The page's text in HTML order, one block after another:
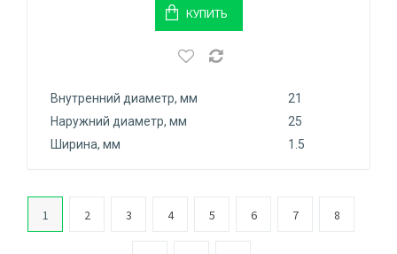
КУПИТЬ
Внутренний диаметр, мм
21
Наружний диаметр, мм
25
Ширина, мм
1.5
1 2 3 4 5 6 7 8